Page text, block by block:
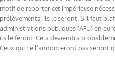
motif de reporter cet impérieuse
prélèvements, ils le seront. S’il faut
administrations publiques (APU) en
ils le feront. Cela deviendra
Ceux qui ne l’annonceront pas seront